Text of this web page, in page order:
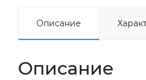
Описание
Описание